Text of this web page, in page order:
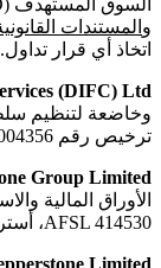
و المستندات
اتخاذ أي قرار تداول.
(DIFC) Ltd
ترخيص رقم F004356.
Group Limited
AFSL 414530، أستراليا.